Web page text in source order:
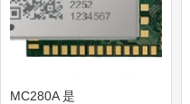
MC280A 是